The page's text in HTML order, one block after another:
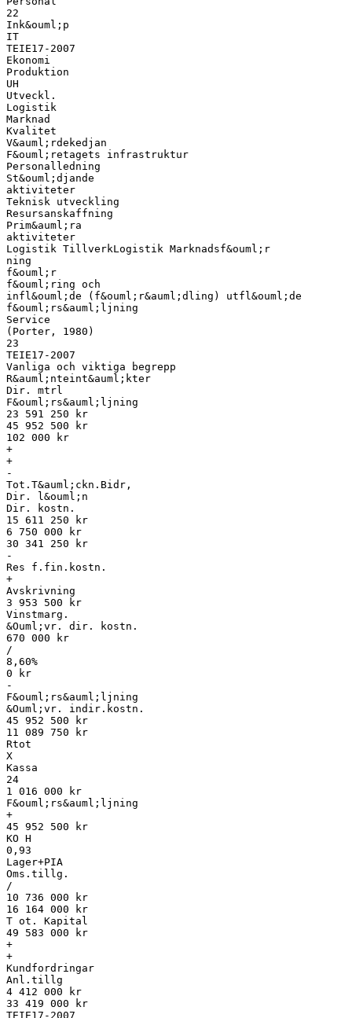
22
Ink&ouml;p
IT
TEIE17-2007
Ekonomi
Produktion
UH
Utveckl.
Logistik
Marknad
Kvalitet
V&auml;rdekedjan
F&ouml;retagets infrastruktur
Personalledning
St&ouml;djande
aktiviteter
Teknisk utveckling
Resursanskaffning
Prim&auml;ra
aktiviteter
Logistik TillverkLogistik Marknadsf&ouml;r
ning
f&ouml;r
f&ouml;ring och
infl&ouml;de (f&ouml;r&auml;dling) utfl&ouml;de
f&ouml;rs&auml;ljning
Service
(Porter, 1980)
23
TEIE17-2007
Vanliga och viktiga begrepp
R&auml;nteint&auml;kter
Dir. mtrl
F&ouml;rs&auml;ljning
23 591 250 kr
45 952 500 kr
102 000 kr
+
+
-
Tot.T&auml;ckn.Bidr,
Dir. l&ouml;n
Dir. kostn.
15 611 250 kr
6 750 000 kr
30 341 250 kr
-
Res f.fin.kostn.
+
Avskrivning
3 953 500 kr
Vinstmarg.
&Ouml;vr. dir. kostn.
670 000 kr
/
8,60%
0 kr
-
F&ouml;rs&auml;ljning
&Ouml;vr. indir.kostn.
45 952 500 kr
11 089 750 kr
Rtot
X
Kassa
24
1 016 000 kr
F&ouml;rs&auml;ljning
+
45 952 500 kr
KO H
0,93
Lager+PIA
Oms.tillg.
/
10 736 000 kr
16 164 000 kr
T ot. Kapital
49 583 000 kr
+
+
Kundfordringar
Anl.tillg
4 412 000 kr
33 419 000 kr
TEIE17-2007